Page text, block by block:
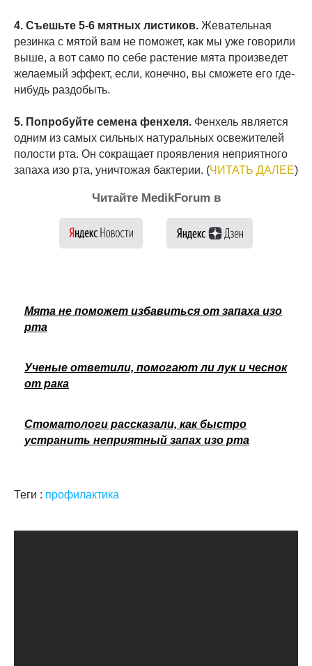
4. Съешьте 5-6 мятных листиков. Жевательная
резинка с мятой вам не поможет, как мы уже говорили
выше, а вот само по себе растение мята произведет
желаемый эффект, если, конечно, вы сможете его где-
нибудь раздобыть.
5. Попробуйте семена фенхеля. Фенхель является
одним из самых сильных натуральных освежителей
полости рта. Он сокращает проявления неприятного
запаха изо рта, уничтожая бактерии. (ЧИТАТЬ ДАЛЕЕ)
Читайте MedikForum в
Мята не поможет избавиться от запаха изо
рта
Ученые ответили, помогают ли лук и чеснок
от рака
Стоматологи рассказали, как быстро
устранить неприятный запах изо рта
Теги : профилактика